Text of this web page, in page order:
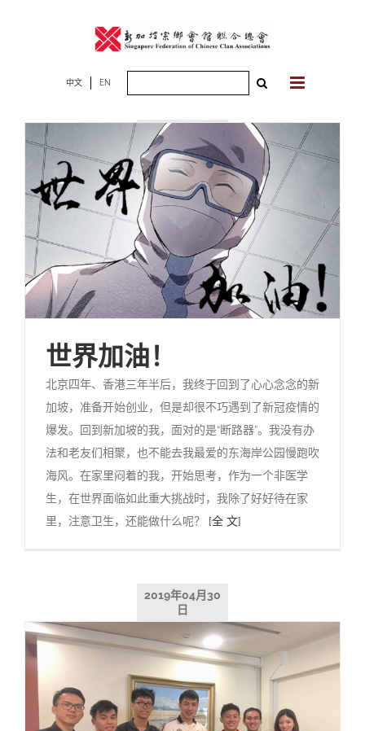
中文 EN
2020年06月30
世界加油！
北京四年、香港三年半后，我终于回到了心心念念的新
加坡，准备开始创业，但是却很不巧遇到了新冠疫情的
爆发。回到新加坡的我，面对的是“断路器”。我没有办
法和老友们相聚，也不能去我最爱的东海岸公园慢跑吹
海风。在家里闷着的我，开始思考，作为一个非医学
生，在世界面临如此重大挑战时，我除了好好待在家
里，注意卫生，还能做什么呢？ [全 文]
2019年04月30
日